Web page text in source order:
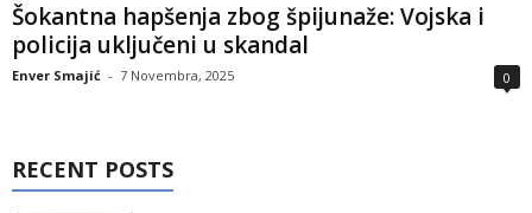
Šokantna hapšenja zbog špijunaže: Vojska i
policija uključeni u skandal
Enver Smajić - 7 Novembra, 2025 0
RECENT POSTS